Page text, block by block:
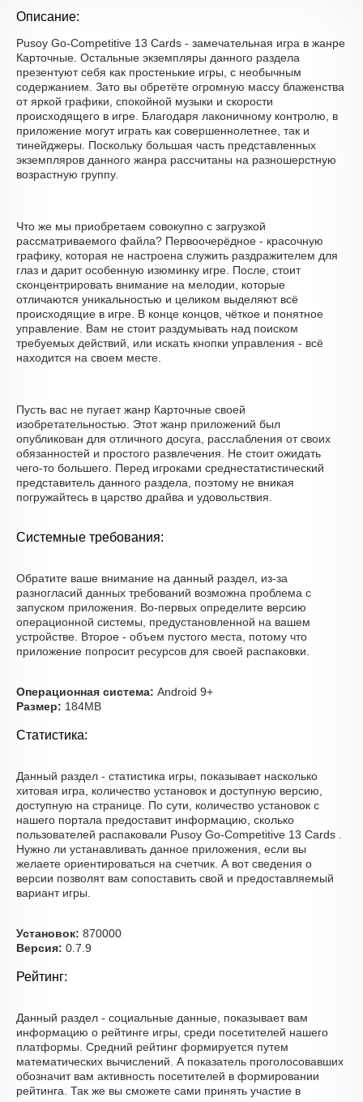
Описание:
Pusoy Go-Competitive 13 Cards - замечательная игра в жанре
Карточные. Остальные экземпляры данного раздела
презентуют себя как простенькие игры, с необычным
содержанием. Зато вы обретёте огромную массу блаженства
от яркой графики, спокойной музыки и скорости
происходящего в игре. Благодаря лаконичному контролю, в
приложение могут играть как совершеннолетнее, так и
тинейджеры. Поскольку большая часть представленных
экземпляров данного жанра рассчитаны на разношерстную
возрастную группу.
Что же мы приобретаем совокупно с загрузкой
рассматриваемого файла? Первоочерёдное - красочную
графику, которая не настроена служить раздражителем для
глаз и дарит особенную изюминку игре. После, стоит
сконцентрировать внимание на мелодии, которые
отличаются уникальностью и целиком выделяют всё
происходящие в игре. В конце концов, чёткое и понятное
управление. Вам не стоит раздумывать над поиском
требуемых действий, или искать кнопки управления - всё
находится на своем месте.
Пусть вас не пугает жанр Карточные своей
изобретательностью. Этот жанр приложений был
опубликован для отличного досуга, расслабления от своих
обязанностей и простого развлечения. Не стоит ожидать
чего-то большего. Перед игроками среднестатистический
представитель данного раздела, поэтому не вникая
погружайтесь в царство драйва и удовольствия.
Системные требования:
Обратите ваше внимание на данный раздел, из-за
разногласий данных требований возможна проблема с
запуском приложения. Во-первых определите версию
операционной системы, предустановленной на вашем
устройстве. Второе - объем пустого места, потому что
приложение попросит ресурсов для своей распаковки.
Операционная система: Android 9+
Размер: 184MB
Статистика:
Данный раздел - статистика игры, показывает насколько
хитовая игра, количество установок и доступную версию,
доступную на странице. По сути, количество установок с
нашего портала предоставит информацию, сколько
пользователей распаковали Pusoy Go-Competitive 13 Cards .
Нужно ли устанавливать данное приложения, если вы
желаете ориентироваться на счетчик. А вот сведения о
версии позволят вам сопоставить свой и предоставляемый
вариант игры.
Установок: 870000
Версия: 0.7.9
Рейтинг:
Данный раздел - социальные данные, показывает вам
информацию о рейтинге игры, среди посетителей нашего
платформы. Средний рейтинг формируется путем
математических вычислений. А показатель проголосовавших
обозначит вам активность посетителей в формировании
рейтинга. Так же вы сможете сами принять участие в